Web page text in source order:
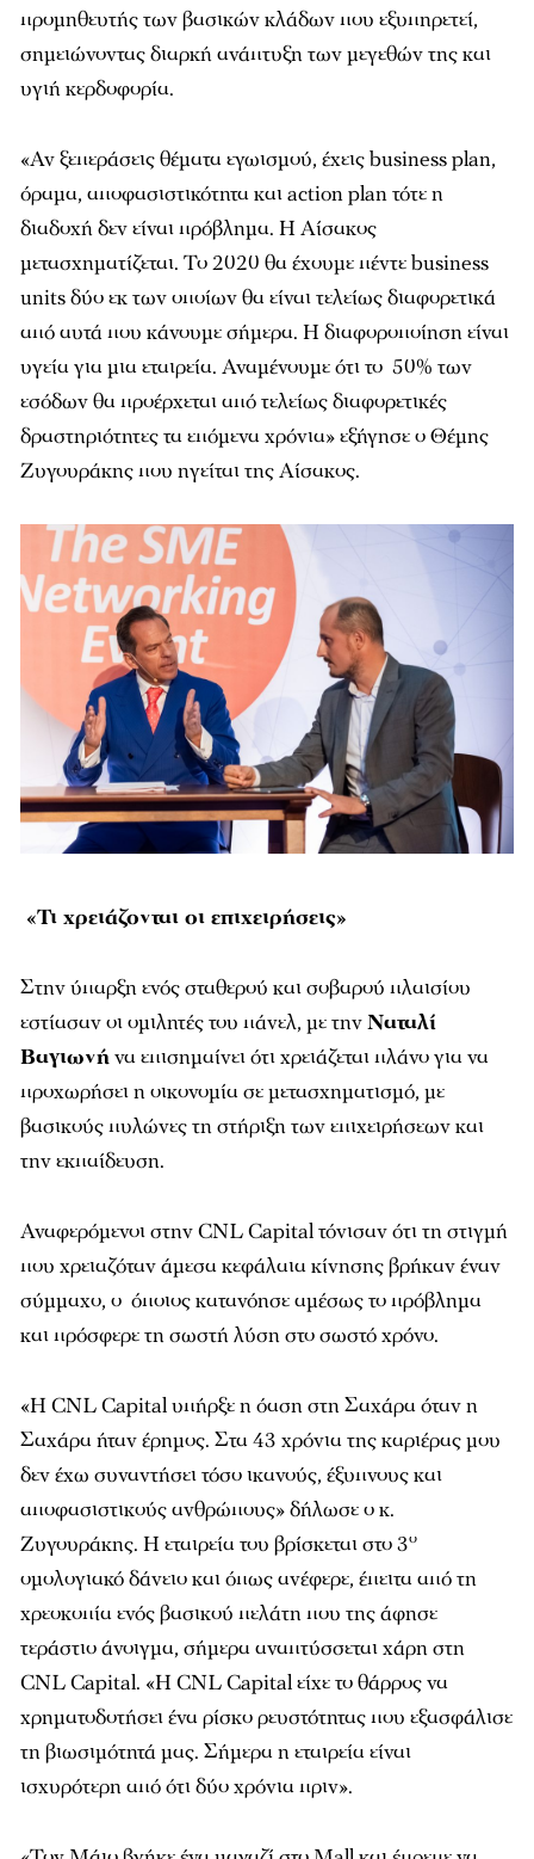
προμηθευτής των βασικών κλάδων που εξυπηρετεί,
σημειώνοντας διαρκή ανάπτυξη των μεγεθών της και
υγιή κερδοφορία.
«Αν ξεπεράσεις θέματα εγωισμού, έχεις business plan,
όραμα, αποφασιστικότητα και action plan τότε η
διαδοχή δεν είναι πρόβλημα. Η Αίσακος
μετασχηματίζεται. Το 2020 θα έχουμε πέντε business
units δύο εκ των οποίων θα είναι τελείως διαφορετικά
από αυτά που κάνουμε σήμερα. Η διαφοροποίηση είναι
υγεία για μια εταιρεία. Αναμένουμε ότι το 50% των
εσόδων θα προέρχεται από τελείως διαφορετικές
δραστηριότητες τα επόμενα χρόνια» εξήγησε ο Θέμης
Ζυγουράκης που ηγείται της Αίσακος.
«Τι χρειάζονται οι επιχειρήσεις»
Στην ύπαρξη ενός σταθερού και σοβαρού πλαισίου
εστίασαν οι ομιλητές του πάνελ, με τηνΝαταλί
Βαγιωνήνα επισημαίνει ότι χρειάζεται πλάνο για να
προχωρήσει η οικονομία σε μετασχηματισμό, με
βασικούς πυλώνες τη στήριξη των επιχειρήσεων και
την εκπαίδευση.
Αναφερόμενοι στην CNL Capital τόνισαν ότι τη στιγμή
που χρειαζόταν άμεσα κεφάλαια κίνησης βρήκαν έναν
σύμμαχο, ο όποιος κατανόησε αμέσως το πρόβλημα
και πρόσφερε τη σωστή λύση στο σωστό χρόνο.
«Η CNL Capital υπήρξε η όαση στη Σαχάρα όταν η
Σαχάρα ήταν έρημος. Στα 43 χρόνια της καριέρας μου
δεν έχω συναντήσει τόσο ικανούς, έξυπνους και
αποφασιστικούς ανθρώπους» δήλωσε ο κ.
Ζυγουράκης. Η εταιρεία του βρίσκεται στο 3ο
ομολογιακό δάνειο και όπως ανέφερε, έπειτα από τη
χρεοκοπία ενός βασικού πελάτη που της άφησε
τεράστιο άνοιγμα, σήμερα αναπτύσσεται χάρη στη
CNL Capital. «Η CNL Capital είχε το θάρρος να
χρηματοδοτήσει ένα ρίσκο ρευστότητας που εξασφάλισε
τη βιωσιμότητά μας. Σήμερα η εταιρεία είναι
ισχυρότερη από ότι δύο χρόνια πριν».